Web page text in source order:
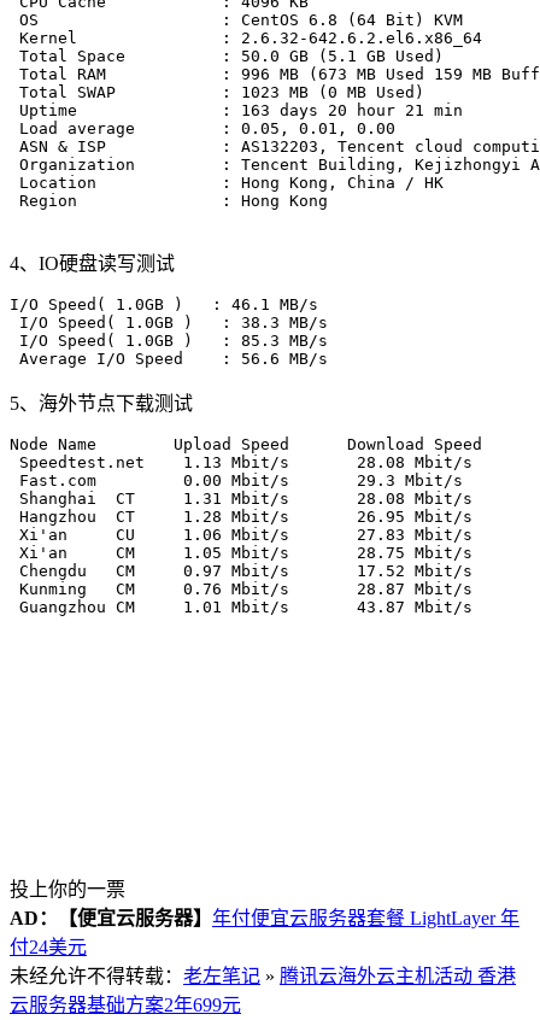
OS                   : CentOS 6.8 (64 Bit) KVM
Kernel               : 2.6.32-642.6.2.el6.x86_64
Total Space          : 50.0 GB (5.1 GB Used)
Total RAM            : 996 MB (673 MB Used 159 MB
Total SWAP           : 1023 MB (0 MB Used)
Uptime               : 163 days 20 hour 21 min
Load average         : 0.05, 0.01, 0.00
ASN & ISP            : AS132203, Tencent cloud
Organization         : Tencent Building, Kejizhongyi
Location             : Hong Kong, China / HK
Region               : Hong Kong
4、IO硬盘读写测试
I/O Speed( 1.0GB )   : 46.1 MB/s
I/O Speed( 1.0GB )   : 38.3 MB/s
I/O Speed( 1.0GB )   : 85.3 MB/s
5、海外节点下载测试
Node Name        Upload Speed      Download
Speedtest.net    1.13 Mbit/s       28.08 Mbit/s
Fast.com         0.00 Mbit/s       29.3 Mbit/s
Shanghai  CT     1.31 Mbit/s       28.08 Mbit/s
Hangzhou  CT     1.28 Mbit/s       26.95 Mbit/s
Xi'an     CU     1.06 Mbit/s       27.83 Mbit/s
Xi'an     CM     1.05 Mbit/s       28.75 Mbit/s
Chengdu   CM     0.97 Mbit/s       17.52 Mbit/s
Kunming   CM     0.76 Mbit/s       28.87 Mbit/s
投上你的一票
AD：
【便宜云服务器】 年付便宜云服务器套餐 LightLayer 年
付24美元
未经允许不得转载： 老左笔记 » 腾讯云海外云主机活动 香港
云服务器基础方案2年699元